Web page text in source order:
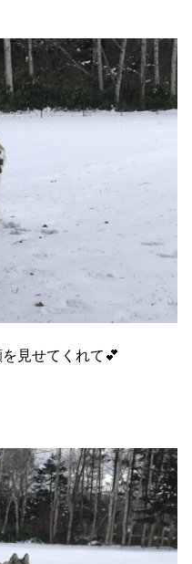
見せてくれて💕